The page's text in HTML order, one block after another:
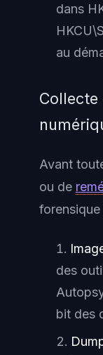
dans
au
Collecte
Avant
ou de
des
bit des